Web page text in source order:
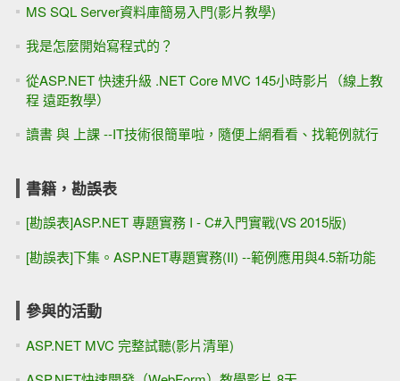
MS SQL Server資料庫簡易入門(影片教學)
我是怎麼開始寫程式的？
從ASP.NET 快速升級 .NET Core MVC 145小時影片（線上教
程 遠距教學）
讀書 與 上課 --IT技術很簡單啦，隨便上網看看、找範例就行
書籍，勘誤表
[勘誤表]ASP.NET 專題實務 I - C#入門實戰(VS 2015版)
[勘誤表]下集。ASP.NET專題實務(II) --範例應用與4.5新功能
參與的活動
ASP.NET MVC 完整試聽(影片清單)